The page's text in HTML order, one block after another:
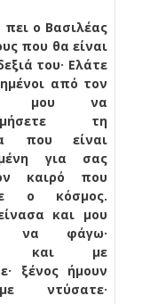
πει ο Βασιλέας
που θα είναι
του· Ελάτε
από τον
μου να
τη
που είναι
για σας
καιρό που
ο κόσμος.
και μου
να φάγω·
και με
ξένος ήμουν
ντύσατε·